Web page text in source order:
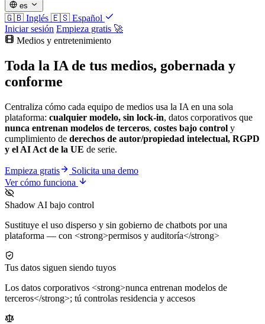
es
🇬🇧 Inglés 🇪🇸 Español
Iniciar sesión Empieza gratis 🚀
Medios y entretenimiento
Toda la IA de tus medios, gobernada y
conforme
Centraliza cómo cada equipo de medios usa la IA en una sola
plataforma: cualquier modelo, sin lock-in, datos corporativos que
nunca entrenan modelos de terceros, costes bajo control y
cumplimiento de derechos de autor/propiedad intelectual, RGPD
y el AI Act de la UE de serie.
Empieza gratis
Solicita una demo
Ver cómo funciona
Shadow AI bajo control
Sustituye el uso disperso y sin gobierno de chatbots por una
plataforma — con <strong>permisos y auditoría</strong>
Tus datos siguen siendo tuyos
Los datos corporativos <strong>nunca entrenan modelos de
terceros</strong>; tú controlas residencia y accesos